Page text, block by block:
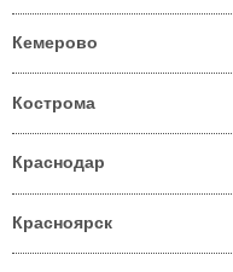
Кемерово
Кострома
Краснодар
Красноярск